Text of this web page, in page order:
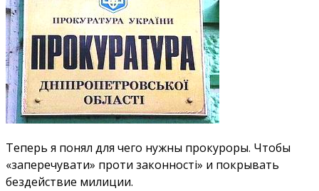
Теперь я понял для чего нужны прокуроры. Чтобы
«заперечувати» проти законності» и покрывать
бездействие милиции.